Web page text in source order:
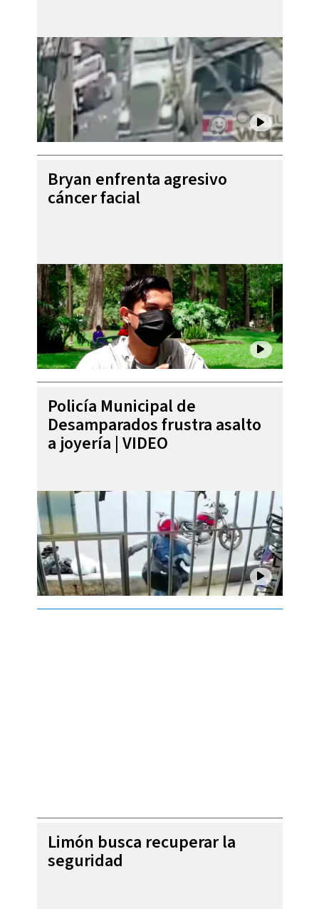
Bryan enfrenta agresivo
cáncer facial
Policía Municipal de
Desamparados frustra asalto
a joyería | VIDEO
Limón busca recuperar la
seguridad